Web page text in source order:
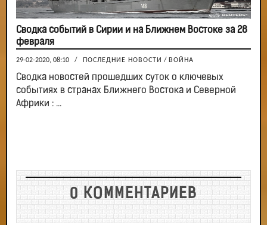
Сводка событий в Сирии и на Ближнем Востоке за 28
февраля
29-02-2020, 08:10 / ПОСЛЕДНИЕ НОВОСТИ / ВОЙНА
Сводка новостей прошедших суток о ключевых
событиях в странах Ближнего Востока и Северной
Африки : ...
0 КОММЕНТАРИЕВ